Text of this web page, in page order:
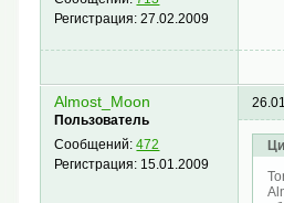
Регистрация:27.02.2009
Almost_Moon
Пользователь
Сообщений:472
Регистрация: 15.01.2009